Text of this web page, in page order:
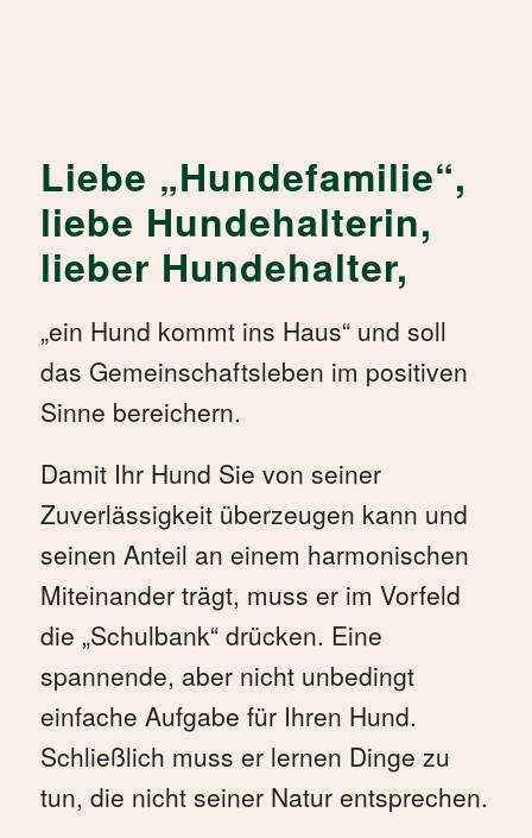
Liebe „Hundefamilie“,
liebe Hundehalterin,
lieber Hundehalter,
„ein Hund kommt ins Haus“ und soll
das Gemeinschaftsleben im positiven
Sinne bereichern.
Damit Ihr Hund Sie von seiner
Zuverlässigkeit überzeugen kann und
seinen Anteil an einem harmonischen
Miteinander trägt, muss er im Vorfeld
die „Schulbank“ drücken. Eine
spannende, aber nicht unbedingt
einfache Aufgabe für Ihren Hund.
Schließlich muss er lernen Dinge zu
tun, die nicht seiner Natur entsprechen.